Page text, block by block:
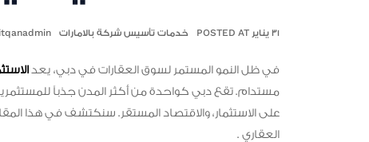
٣١ يناير POSTED AT خدمات تأسيس شركة بالامارات itqanadmin
في ظل النمو المستمر لسوق العقارات في دبي، يعد
مستدام. تقع دبي كواحدة من أكثر المدن جذباً للمستثمرين
على الاستثمار، والاقتصاد المستقر. سنكتشف في هذا
العقاري .